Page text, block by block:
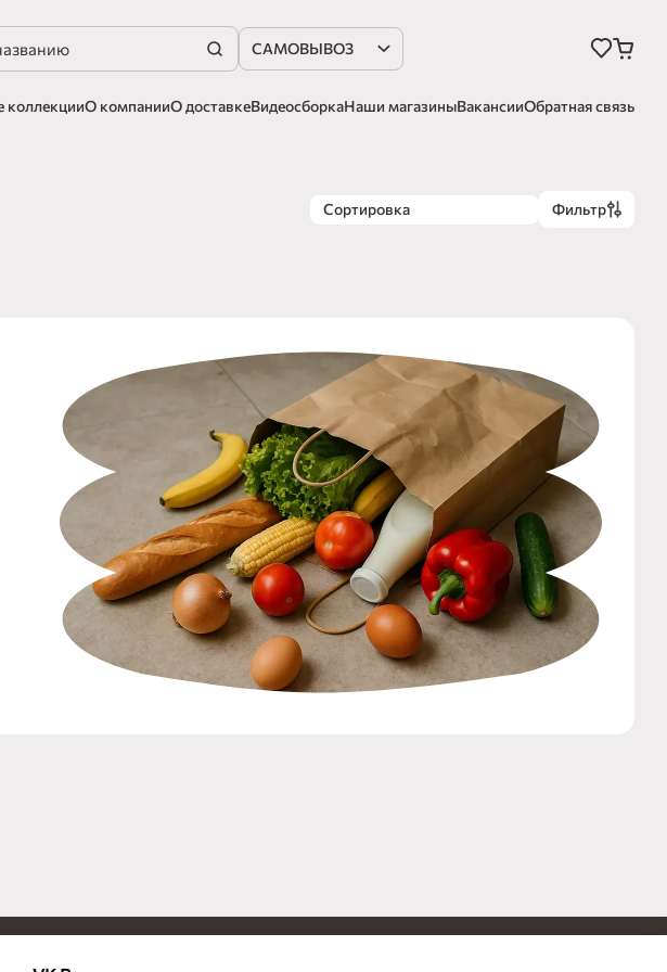
САМОВЫВОЗ
коллекцииО компанииО доставкеВидеосборкаНаши магазиныВакансииОбратная связь
Сортировка Фильтр